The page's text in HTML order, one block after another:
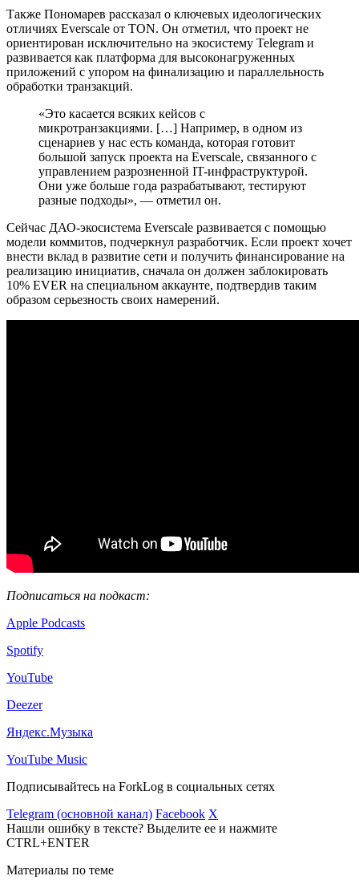
Также Пономарев рассказал о ключевых идеологических
отличиях Everscale от TON. Он отметил, что проект не
ориентирован исключительно на экосистему Telegram и
развивается как платформа для высоконагруженных
приложений с упором на финализацию и параллельность
обработки транзакций.
«Это касается всяких кейсов с
микротранзакциями. […] Например, в одном из
сценариев у нас есть команда, которая готовит
большой запуск проекта на Everscale, связанного с
управлением разрозненной IT-инфраструктурой.
Они уже больше года разрабатывают, тестируют
разные подходы», — отметил он.
Сейчас ДАО-экосистема Everscale развивается с помощью
модели коммитов, подчеркнул разработчик. Если проект хочет
внести вклад в развитие сети и получить финансирование на
реализацию инициатив, сначала он должен заблокировать
10% EVER на специальном аккаунте, подтвердив таким
образом серьезность своих намерений.
Подписаться на подкаст:
Apple Podcasts
Spotify
YouTube
Deezer
Яндекс.Музыка
YouTube Music
Подписывайтесь на ForkLog в социальных сетях
Telegram (основной канал) Facebook X
Нашли ошибку в тексте? Выделите ее и нажмите
CTRL+ENTER
Материалы по теме